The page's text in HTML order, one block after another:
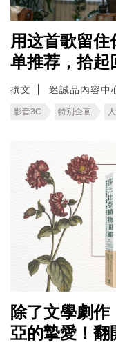
用这首歌留
单推荐，拾起
撰文 迷誠品內容中
影音3C 特别企画
除了文學劇
亞的摯愛！翻